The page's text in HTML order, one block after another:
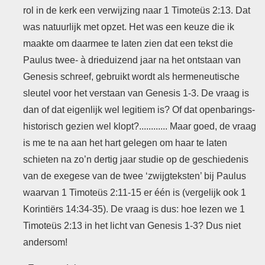
rol in de kerk een verwijzing naar 1 Timoteüs 2:13. Dat
was natuurlijk met opzet. Het was een keuze die ik
maakte om daarmee te laten zien dat een tekst die
Paulus twee- à drieduizend jaar na het ontstaan van
Genesis schreef, gebruikt wordt als hermeneutische
sleutel voor het verstaan van Genesis 1-3. De vraag is
dan of dat eigenlijk wel legitiem is? Of dat openbarings-
historisch gezien wel klopt?............ Maar goed, de vraag
is me te na aan het hart gelegen om haar te laten
schieten na zo’n dertig jaar studie op de geschiedenis
van de exegese van de twee ‘zwijgteksten’ bij Paulus
waarvan 1 Timoteüs 2:11-15 er één is (vergelijk ook 1
Korintiërs 14:34-35). De vraag is dus: hoe lezen we 1
Timoteüs 2:13 in het licht van Genesis 1-3? Dus niet
andersom!